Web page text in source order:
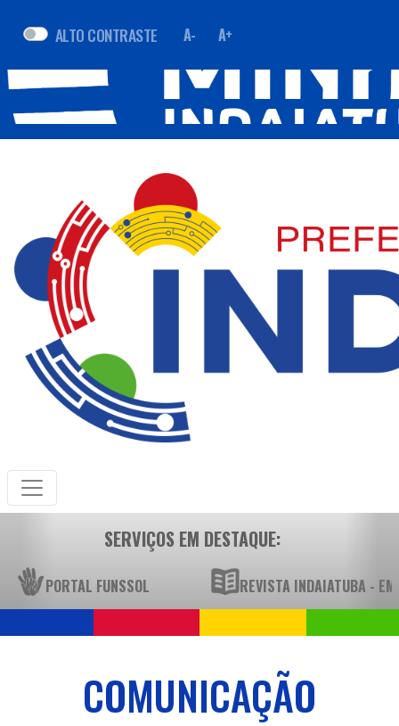
ALTO CONTRASTE A- A+
SERVIÇOS EM DESTAQUE:
PORTAL FUNSSOL REVISTA INDAIATUBA -
COMUNICAÇÃO